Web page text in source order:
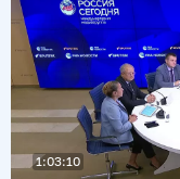
1:03:10